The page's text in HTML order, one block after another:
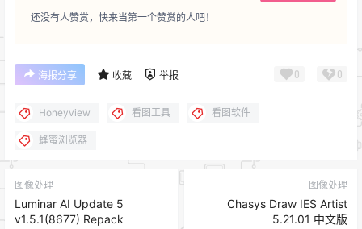
还没有人赞赏，快来当第一个赞赏的人吧！
海报分享 收藏 举报 0 0
Honeyview 看图工具 看图软件
蜂蜜浏览器
图像处理
Luminar AI Update 5
v1.5.1(8677) Repack
图像处理
Chasys Draw IES Artist
5.21.01 中文版